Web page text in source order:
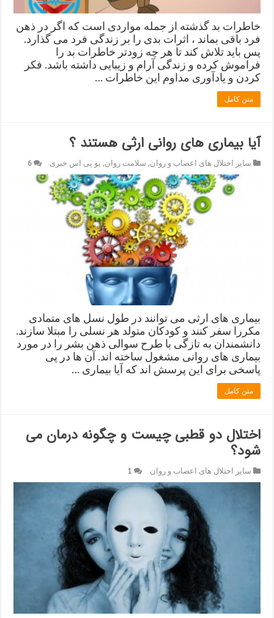
خاطرات بد گذشته از جمله مواردی است که اگر در ذهن
فرد باقی بماند ، اثرات بدی را بر زندگی فرد می گذارد.
پس باید تلاش کند تا هر چه زودتر خاطرات بد را
فراموش کرده و زندگی آرام و زیبایی داشته باشد. فکر
کردن و یادآوری مداوم این خاطرات …
متن کامل
آیا بیماری های روانی ارثی هستند ؟
سایر اختلال های اعصاب و روان, سلامت روان, یو پی اس خبری 6
بیماری های ارثی می توانند در طول نسل های متمادی
مکررا سفر کنند و کودکان متولد هر نسلی را مبتلا سازند.
دانشمندان به تازگی با طرح سوالی ذهن بشر را در مورد
بیماری های روانی مشغول ساخته اند. آن ها در پی
پاسخی برای این پرسش اند که آیا بیماری …
متن کامل
اختلال دو قطبی چیست و چگونه درمان می
شود؟
سایر اختلال های اعصاب و روان 1